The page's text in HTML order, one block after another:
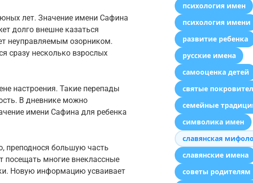
лет. Значение имени Сафина
долго внешне казаться
неуправляемым озорником.
сразу несколько взрослых
настроения. Такие перепады
В дневнике можно
имени Сафина для ребенка
преподнося большую часть
многие внеклассные
Новую информацию усваивает
психология имен
психология имени
развитие ребенка
русские имена
самооценка детей
святые
семейные
символика имен
славянская
славянские имена
советы родителям